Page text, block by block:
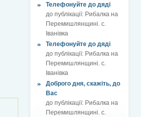
Телефонуйте до дяді
до публікації: Рибалка на
Перемишлянщині. с.
Іванівка
Телефонуйте до дяді
до публікації: Рибалка на
Перемишлянщині. с.
Іванівка
Доброго дня, скажіть, до
Вас
до публікації: Рибалка на
Перемишлянщині. с.